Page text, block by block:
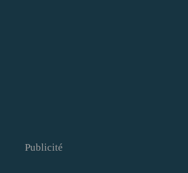
Publicité